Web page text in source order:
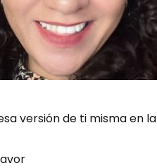
versión de ti misma en la